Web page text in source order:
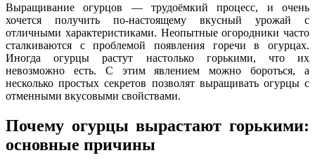
Выращивание огурцов — трудоёмкий процесс, и очень
хочется получить по-настоящему вкусный урожай с
отличными характеристиками. Неопытные огородники часто
сталкиваются с проблемой появления горечи в огурцах.
Иногда огурцы растут настолько горькими, что их
невозможно есть. С этим явлением можно бороться, а
несколько простых секретов позволят выращивать огурцы с
отменными вкусовыми свойствами.
Почему огурцы вырастают горькими:
основные причины